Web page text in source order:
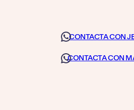
CONTACTA CON
CONTACTA CON